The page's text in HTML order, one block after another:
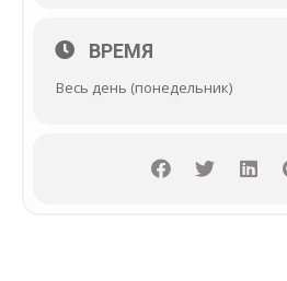
ВРЕМЯ
Весь день (понедельник)